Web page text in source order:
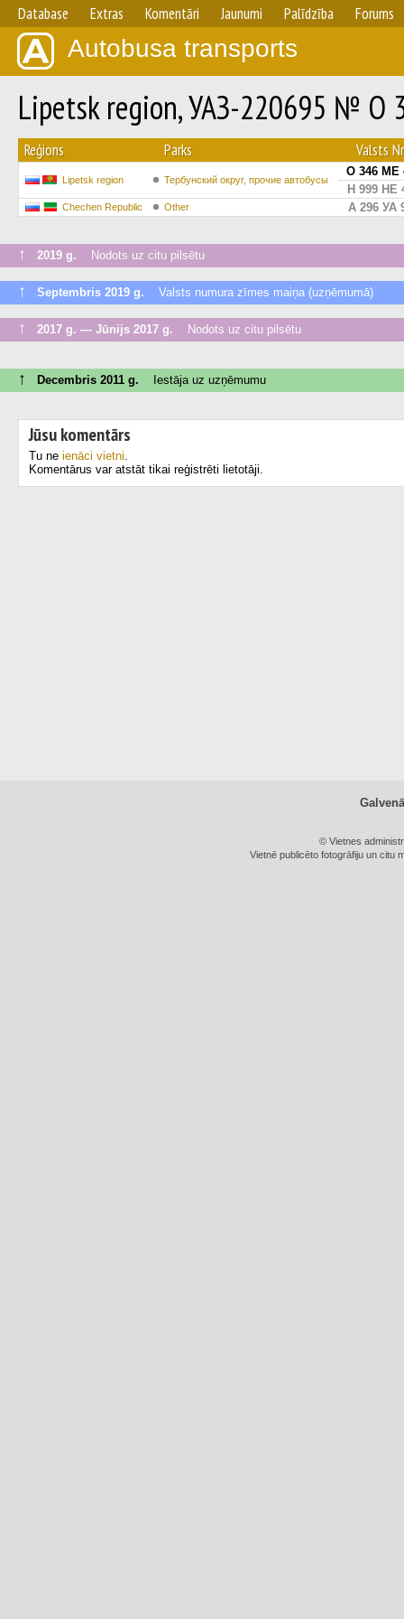
Database Extras Komentāri Jaunumi Palīdzība Forums
Autobusa transports
Lipetsk region, УАЗ-220695 № О
Reģions Parks Valsts
Lipetsk region Тербунский округ, прочие автобусы
О 346 МЕ
Н 999 НЕ
Chechen Republic Other А 296 УА
↑ 2019 g. Nodots uz citu pilsētu
↑ Septembris 2019 g. Valsts numura zīmes maiņa (uzņēmumā)
↑ 2017 g. — Jūnijs 2017 g. Nodots uz citu pilsētu
↑ Decembris 2011 g. Iestāja uz uzņēmumu
Jūsu komentārs
Tu ne ienāci vietni.
Komentārus var atstāt tikai reģistrēti lietotāji.
© Vietnes
Vietnē publicēto fotogrāfiju un citu